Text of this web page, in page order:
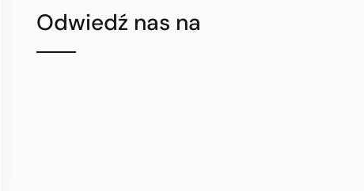
Odwiedź nas na